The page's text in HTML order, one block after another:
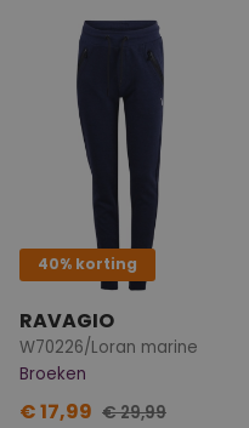
40% korting
RAVAGIO
W70226/Loran marine
Broeken
€ 17,99 € 29,99